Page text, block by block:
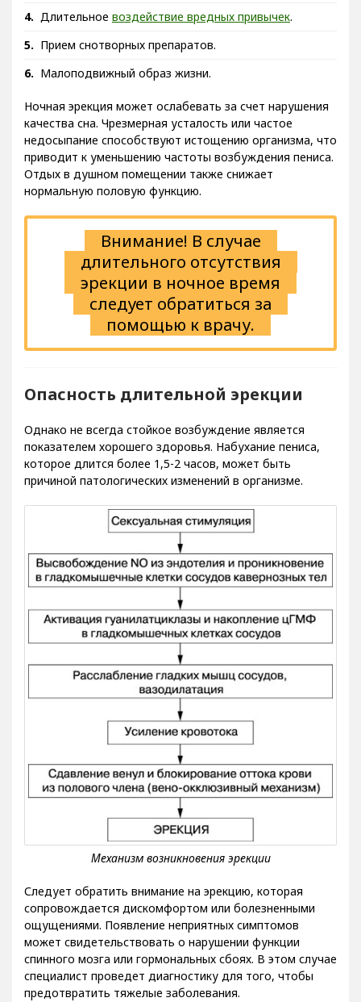
Длительное воздействие вредных привычек.
Прием снотворных препаратов.
Малоподвижный образ жизни.
Ночная эрекция может ослабевать за счет нарушения
качества сна. Чрезмерная усталость или частое
недосыпание способствуют истощению организма, что
приводит к уменьшению частоты возбуждения пениса.
Отдых в душном помещении также снижает
нормальную половую функцию.
Внимание! В случае
длительного отсутствия
эрекции в ночное время
следует обратиться за
помощью к врачу.
Опасность длительной эрекции
Однако не всегда стойкое возбуждение является
показателем хорошего здоровья. Набухание пениса,
которое длится более 1,5-2 часов, может быть
причиной патологических изменений в организме.
Следует обратить внимание на эрекцию, которая
сопровождается дискомфортом или болезненными
ощущениями. Появление неприятных симптомов
может свидетельствовать о нарушении функции
спинного мозга или гормональных сбоях. В этом случае
специалист проведет диагностику для того, чтобы
предотвратить тяжелые заболевания.